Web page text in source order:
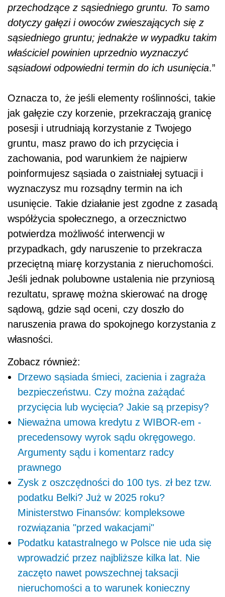
przechodzące z sąsiedniego gruntu. To samo
dotyczy gałęzi i owoców zwieszających się z
sąsiedniego gruntu; jednakże w wypadku takim
właściciel powinien uprzednio wyznaczyć
sąsiadowi odpowiedni termin do ich usunięcia.”
Oznacza to, że jeśli elementy roślinności, takie
jak gałęzie czy korzenie, przekraczają granicę
posesji i utrudniają korzystanie z Twojego
gruntu, masz prawo do ich przycięcia i
zachowania, pod warunkiem że najpierw
poinformujesz sąsiada o zaistniałej sytuacji i
wyznaczysz mu rozsądny termin na ich
usunięcie. Takie działanie jest zgodne z zasadą
współżycia społecznego, a orzecznictwo
potwierdza możliwość interwencji w
przypadkach, gdy naruszenie to przekracza
przeciętną miarę korzystania z nieruchomości.
Jeśli jednak polubowne ustalenia nie przyniosą
rezultatu, sprawę można skierować na drogę
sądową, gdzie sąd oceni, czy doszło do
naruszenia prawa do spokojnego korzystania z
własności.
Zobacz również:
Drzewo sąsiada śmieci, zacienia i zagraża
bezpieczeństwu. Czy można zażądać
przycięcia lub wycięcia? Jakie są przepisy?
Nieważna umowa kredytu z WIBOR-em -
precedensowy wyrok sądu okręgowego.
Argumenty sądu i komentarz radcy
prawnego
Zysk z oszczędności do 100 tys. zł bez tzw.
podatku Belki? Już w 2025 roku?
Ministerstwo Finansów: kompleksowe
rozwiązania "przed wakacjami"
Podatku katastralnego w Polsce nie uda się
wprowadzić przez najbliższe kilka lat. Nie
zaczęto nawet powszechnej taksacji
nieruchomości a to warunek konieczny